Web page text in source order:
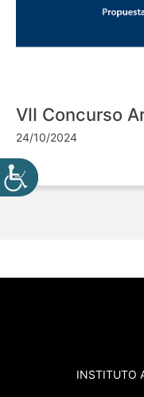
VII Concurso
24/10/2024
INSTITUTO